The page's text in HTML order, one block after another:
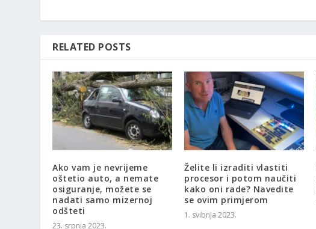
RELATED POSTS
Ako vam je nevrijeme
oštetio auto, a nemate
osiguranje, možete se
nadati samo mizernoj
odšteti
23. srpnja 2023.
Želite li izraditi vlastiti
procesor i potom naučiti
kako oni rade? Navedite
se ovim primjerom
1. svibnja 2023.